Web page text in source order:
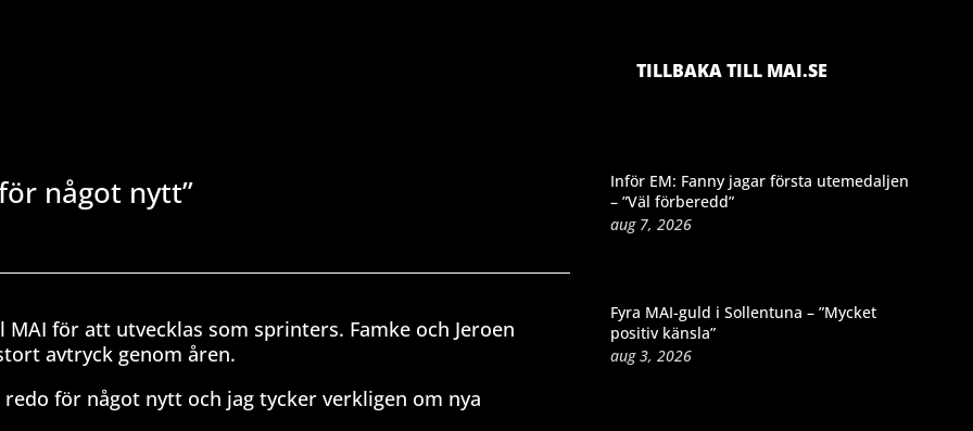
TILLBAKA TILL MAI.SE
något nytt”
för att utvecklas som sprinters. Famke och Jeroen
avtryck genom åren.
för något nytt och jag tycker verkligen om nya
Inför EM: Fanny jagar första utemedaljen
– ”Väl förberedd”
aug 7, 2026
Fyra MAI-guld i Sollentuna – ”Mycket
positiv känsla”
aug 3, 2026